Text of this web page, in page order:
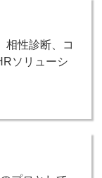
相性診断、コ
ソリューシ